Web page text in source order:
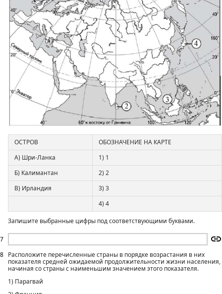
7
ОСТРОВ
ОБОЗНАЧЕНИЕ НА КАРТЕ
А) Шри-Ланка
1) 1
Б) Калимантан
2) 2
В) Ирландия
3) 3
4) 4
Запишите выбранные цифры под соответствующими буквами.
8
Расположите перечисленные страны в порядке возрастания в них
показателя средней ожидаемой продолжительности жизни населения,
начиная со страны с наименьшим значением этого показателя.
1) Парагвай